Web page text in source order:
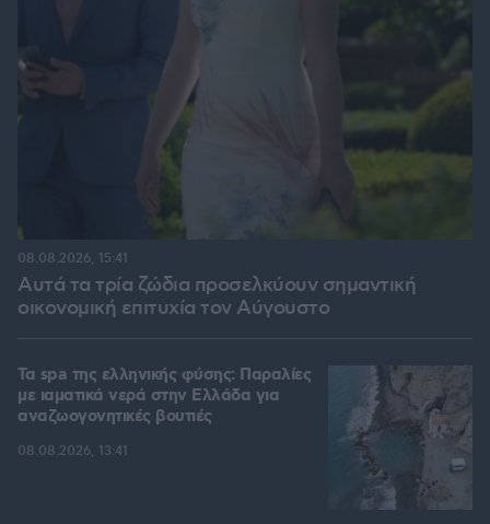
Αυτά τα τρία ζώδια προσελκύουν σημαντική
οικονομική επιτυχία τον Αύγουστο
08.08.2026, 15:41
Τα spa της ελληνικής φύσης: Παραλίες
με ιαματικά νερά στην Ελλάδα για
αναζωογονητικές βουτιές
08.08.2026, 13:41